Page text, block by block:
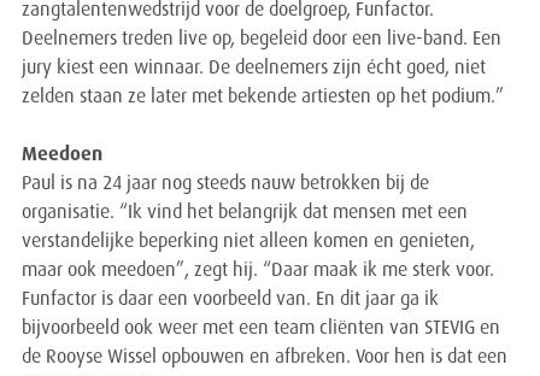
zangtalentenwedstrijd voor de doelgroep, Funfactor.
Deelnemers treden live op, begeleid door een live-band. Een
jury kiest een winnaar. De deelnemers zijn écht goed, niet
zelden staan ze later met bekende artiesten op het podium.”
Meedoen
Paul is na 24 jaar nog steeds nauw betrokken bij de
organisatie. “Ik vind het belangrijk dat mensen met een
verstandelijke beperking niet alleen komen en genieten,
maar ook meedoen”, zegt hij. “Daar maak ik me sterk voor.
Funfactor is daar een voorbeeld van. En dit jaar ga ik
bijvoorbeeld ook weer met een team cliënten van STEVIG en
de Rooyse Wissel opbouwen en afbreken. Voor hen is dat een